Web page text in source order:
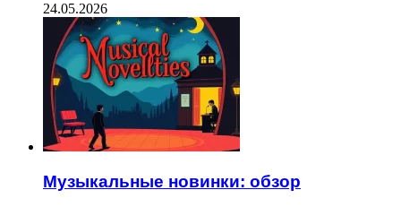
24.05.2026
Музыкальные новинки: обзор